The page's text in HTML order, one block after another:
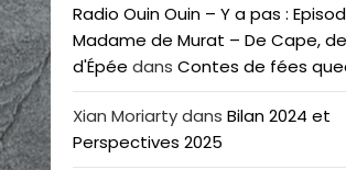
Radio Ouin Ouin – Y a pas :
Madame de Murat – De Cape,
d'Épée dans Contes de fées
Xian Moriartydans Bilan 2024 et
Perspectives 2025